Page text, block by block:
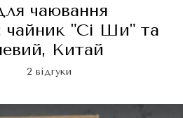
чаювання
чайник "Сі Ши" та
Китай
2 відгуки